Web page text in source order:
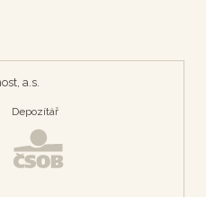
a.s.
Depozítář